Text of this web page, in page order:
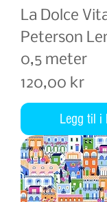
La Dolce
Peterson
0,5 meter
Pris
120,00 kr
Legg til i